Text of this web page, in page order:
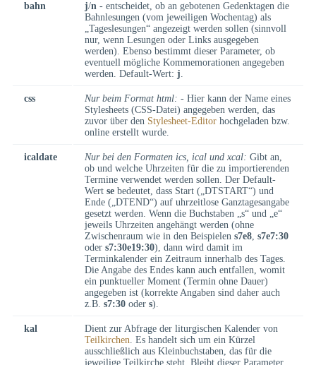
bahn j/n - entscheidet, ob an gebotenen Gedenktagen die
Bahnlesungen (vom jeweiligen Wochentag) als
„Tageslesungen“ angezeigt werden sollen (sinnvoll
nur, wenn Lesungen oder Links ausgegeben
werden). Ebenso bestimmt dieser Parameter, ob
eventuell mögliche Kommemorationen angegeben
werden. Default-Wert: j.
css Nur beim Format html: - Hier kann der Name eines
Stylesheets (CSS-Datei) angegeben werden, das
zuvor über den Stylesheet-Editor hochgeladen bzw.
online erstellt wurde.
icaldate Nur bei den Formaten ics, ical und xcal: Gibt an,
ob und welche Uhrzeiten für die zu importierenden
Termine verwendet werden sollen. Der Default-
Wert se bedeutet, dass Start („DTSTART“) und
Ende („DTEND“) auf uhrzeitlose Ganztagesangabe
gesetzt werden. Wenn die Buchstaben „s“ und „e“
jeweils Uhrzeiten angehängt werden (ohne
Zwischenraum wie in den Beispielen s7e8, s7e7:30
oder s7:30e19:30), dann wird damit im
Terminkalender ein Zeitraum innerhalb des Tages.
Die Angabe des Endes kann auch entfallen, womit
ein punktueller Moment (Termin ohne Dauer)
angegeben ist (korrekte Angaben sind daher auch
z.B. s7:30 oder s).
kal
Dient zur Abfrage der liturgischen Kalender von
Teilkirchen. Es handelt sich um ein Kürzel
ausschließlich aus Kleinbuchstaben, das für die
jeweilige Teilkirche steht. Bleibt dieser Parameter